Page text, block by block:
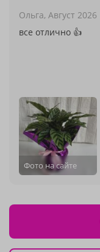
Ольга, Август 2026
все отлично 👍
Фото на сайте